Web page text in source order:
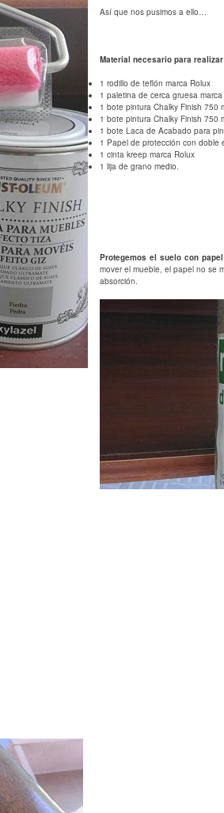
Así que nos pusimos a ello…
Material necesario para
1 rodillo de teflón marca Rolux
1 paletina de cerca gruesa
1 bote pintura Chalky Finish 750
1 bote pintura Chalky Finish 750
1 bote Laca de Acabado para
1 Papel de protección con doble
1 cinta kreep marca Rolux
1 lija de grano medio.
Protegemos el suelo con
mover el mueble, el papel no se
absorción.